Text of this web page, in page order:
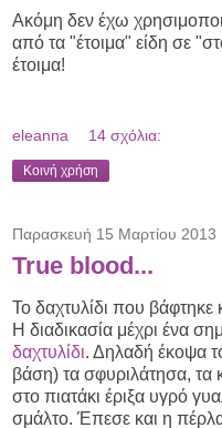
Ακόμη δεν έχω
από τα "έτοιμα" είδη σε
έτοιμα!
eleanna 14 σχόλια:
Κοινή χρήση
Παρασκευή 15 Μαρτίου 2013
True blood...
Το δαχτυλίδι που βάφτηκε
Η διαδικασία μέχρι ένα
δαχτυλίδι. Δηλαδή έκοψα
βάση) τα σφυριλάτησα, τα
στο πιατάκι έριξα υγρό
σμάλτο. Έπεσε και η πέρλα